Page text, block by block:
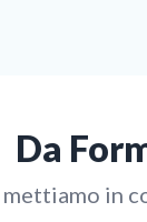
Da
mettiamo